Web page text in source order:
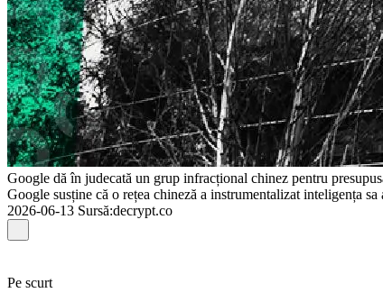
Google dă în judecată un grup infracțional chinez pentru
Google susține că o rețea chineză a instrumentalizat inteligența
2026-06-13 Sursă:decrypt.co
Pe scurt